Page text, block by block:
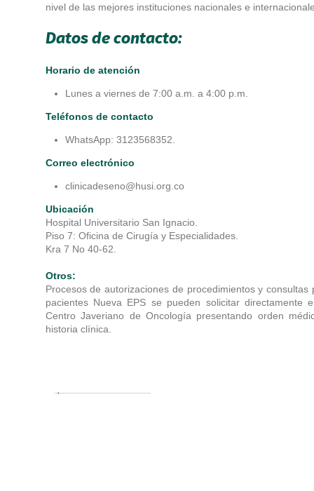
nivel de las mejores instituciones nacionales e
Datos de contacto:
Horario de atención
Lunes a viernes de 7:00 a.m. a 4:00 p.m.
Teléfonos de contacto
WhatsApp: 3123568352.
Correo electrónico
clinicadeseno@husi.org.co
Ubicación
Hospital Universitario San Ignacio.
Piso 7: Oficina de Cirugía y Especialidades.
Kra 7 No 40-62.
Otros:
Procesos de autorizaciones de procedimientos y consultas
pacientes Nueva EPS se pueden solicitar directamente
Centro Javeriano de Oncología presentando orden
historia clínica.